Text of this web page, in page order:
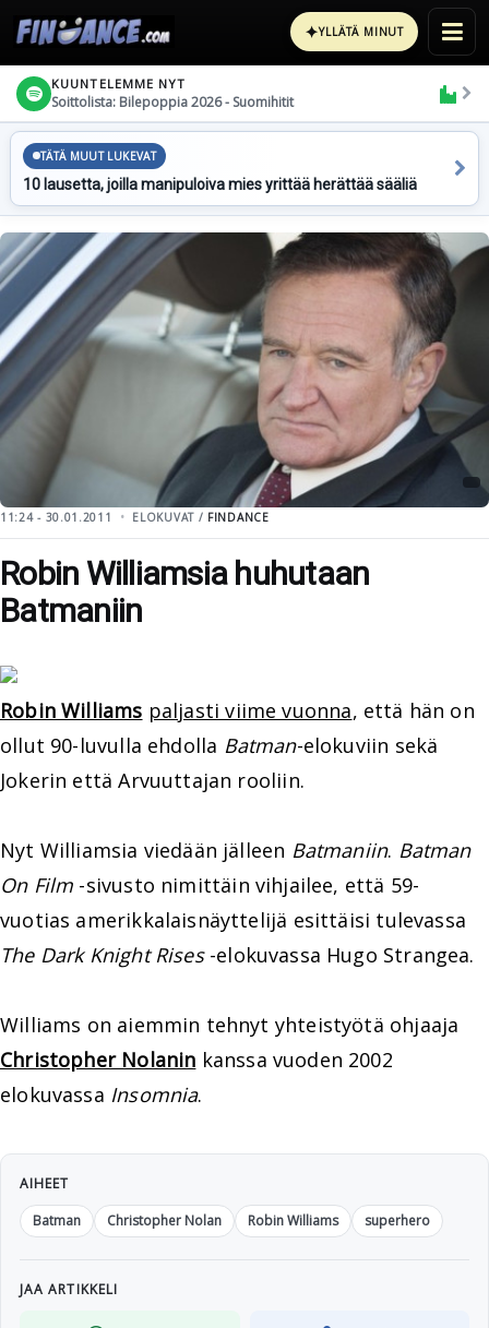
✦YLLÄTÄ MINUT
KUUNTELEMME NYT
Soittolista: Bilepoppia 2026 - Suomihitit
TÄTÄ MUUT LUKEVAT
10 lausetta, joilla manipuloiva mies yrittää herättää sääliä
11:24 - 30.01.2011 ELOKUVAT / FINDANCE
Robin Williamsia huhutaan
Batmaniin
Robin Williams paljasti viime vuonna, että hän on
ollut 90-luvulla ehdolla Batman-elokuviin sekä
Jokerin että Arvuuttajan rooliin.
Nyt Williamsia viedään jälleen Batmaniin. Batman
On Film -sivusto nimittäin vihjailee, että 59-
vuotias amerikkalaisnäyttelijä esittäisi tulevassa
The Dark Knight Rises-elokuvassa Hugo Strangea.
Williams on aiemmin tehnyt yhteistyötä ohjaaja
Christopher Nolanin kanssa vuoden 2002
elokuvassa Insomnia.
AIHEET
Batman
Christopher Nolan Robin Williams superhero
JAA ARTIKKELI